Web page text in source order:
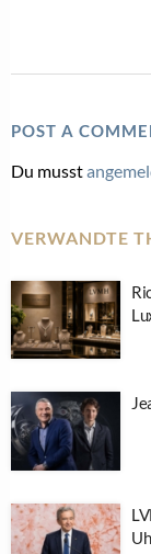
POST A
Du musst
VERWANDTE